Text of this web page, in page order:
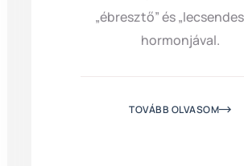
„ébresztő” és
hormonjával.
TOVÁBB OLVASOM